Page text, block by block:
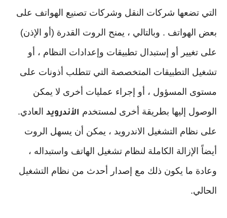
التي تضعها شركات النقل وشركات تصنيع الهواتف على
بعض الهواتف . وبالتالي ، يمنح الروت القدرة (أو الإذن)
على تغيير أو إستبدال تطبيقات وإعدادات النظام ، أو
تشغيل التطبيقات المتخصصة التي تتطلب أذونات على
مستوى المسؤول ، أو إجراء عمليات أخرى لا يمكن
الوصول إليها بطريقة أخرى لمستخدم الأندرويد العادي.
على نظام التشغيل الاندرويد ، يمكن أن يسهل الروت
أيضاً الإزالة الكاملة لنظام تشغيل الهاتف واستبداله ،
وعادة ما يكون ذلك مع إصدار أحدث من نظام التشغيل
الحالي.